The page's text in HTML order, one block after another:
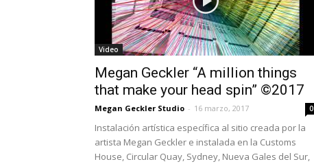
Video
Megan Geckler “A million things
that make your head spin” ©2017
Megan Geckler Studio - 16 marzo, 2017 0
Instalación artística específica al sitio creada por la
artista Megan Geckler e instalada en la Customs
House, Circular Quay, Sydney, Nueva Gales del Sur,